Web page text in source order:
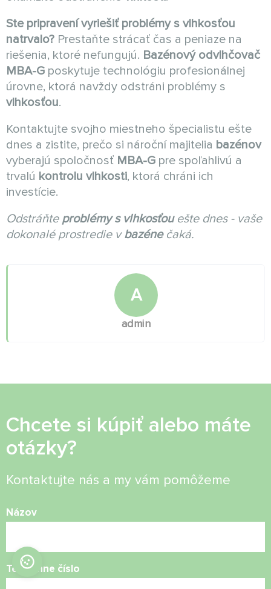
Ste pripravení vyriešiť problémy s vlhkosťou
natrvalo? Prestaňte strácať čas a peniaze na
riešenia, ktoré nefungujú. Bazénový odvlhčovač
MBA-G poskytuje technológiu profesionálnej
úrovne, ktorá navždy odstráni problémy s
vlhkosťou.
Kontaktujte svojho miestneho špecialistu ešte
dnes a zistite, prečo si nároční majitelia bazénov
vyberajú spoločnosť MBA-G pre spoľahlivú a
trvalú kontrolu vlhkosti, ktorá chráni ich
investície.
Odstráňte problémy s vlhkosťouešte dnes - vaše
dokonalé prostredie vbazénečaká.
A
admin
Chcete si kúpiť alebo máte
otázky?
Kontaktujte nás a my vám pomôžeme
Názov
Telefónne číslo